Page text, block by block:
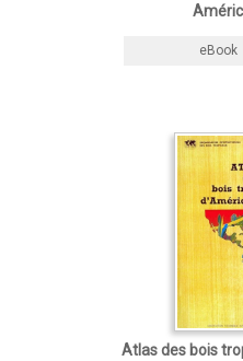
eBook
Atlas des bois